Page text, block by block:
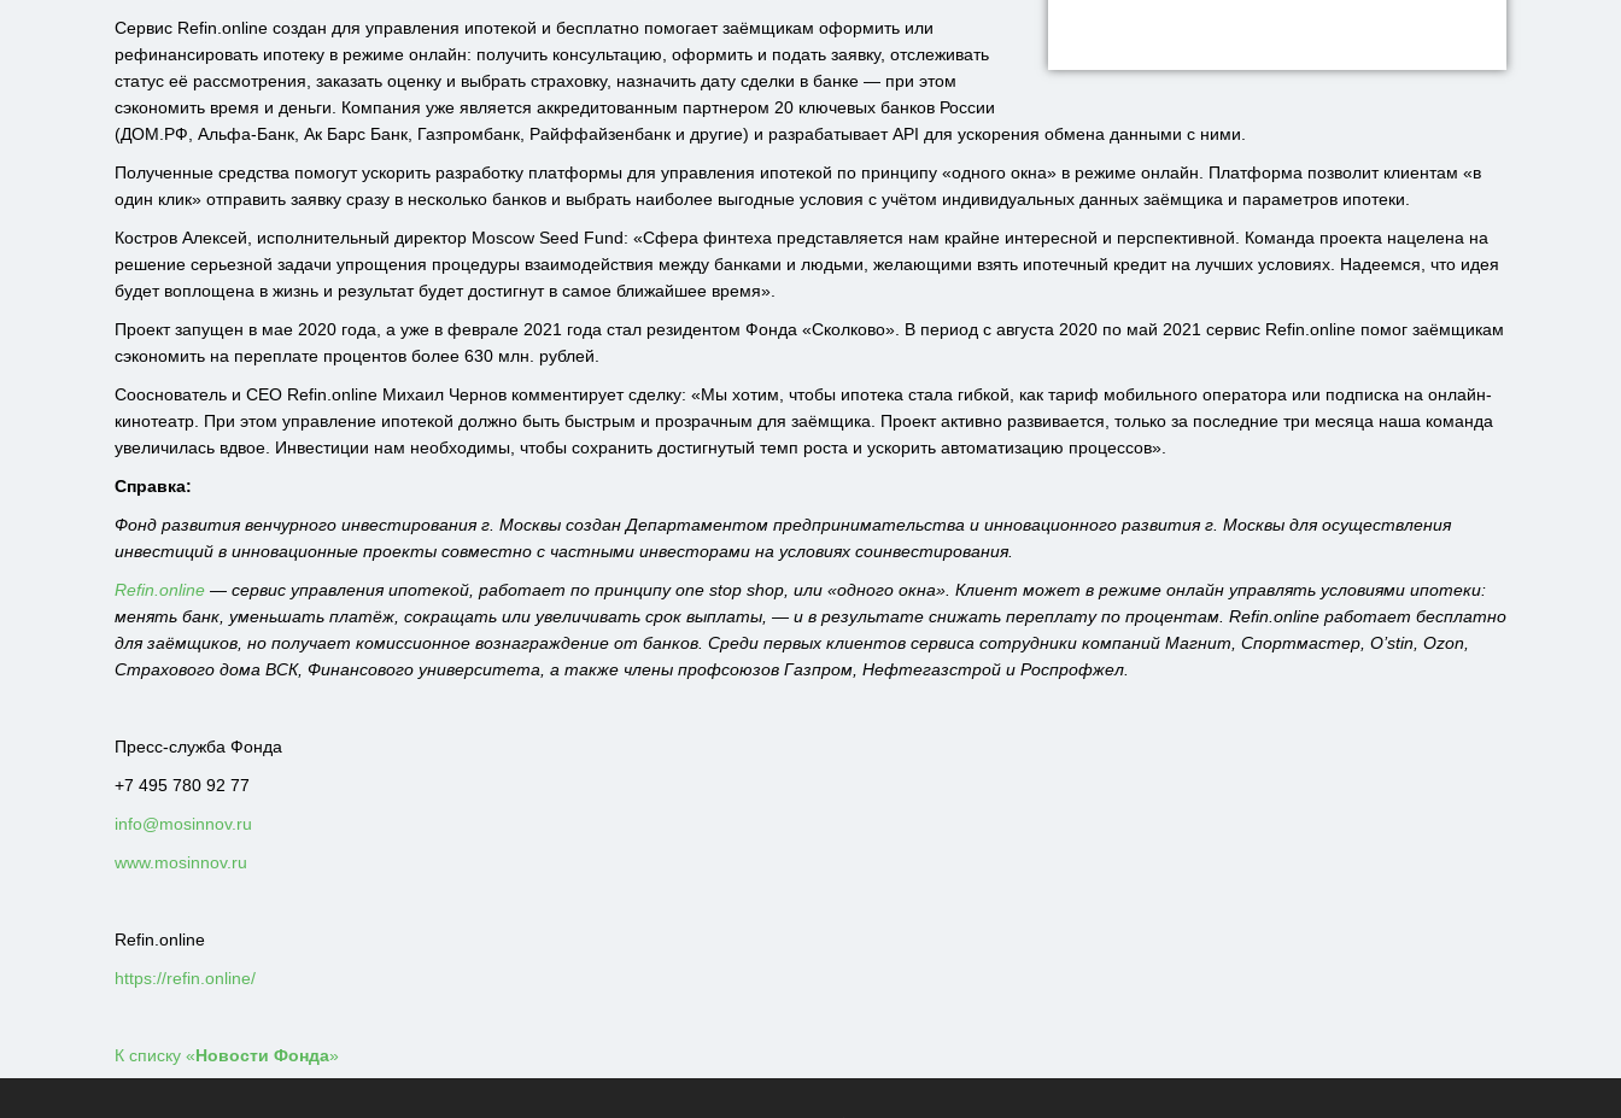
Сервис Refin.online создан для управления ипотекой и бесплатно помогает заёмщикам оформить или
рефинансировать ипотеку в режиме онлайн: получить консультацию, оформить и подать заявку, отслеживать
статус её рассмотрения, заказать оценку и выбрать страховку, назначить дату сделки в банке — при этом
сэкономить время и деньги. Компания уже является аккредитованным партнером 20 ключевых банков России
(ДОМ.РФ, Альфа-Банк, Ак Барс Банк, Газпромбанк, Райффайзенбанк и другие) и разрабатывает API для ускорения обмена данными с ними.
Полученные средства помогут ускорить разработку платформы для управления ипотекой по принципу «одного окна» в режиме онлайн. Платформа позволит клиентам «в
один клик» отправить заявку сразу в несколько банков и выбрать наиболее выгодные условия с учётом индивидуальных данных заёмщика и параметров ипотеки.
Костров Алексей, исполнительный директор Moscow Seed Fund: «Сфера финтеха представляется нам крайне интересной и перспективной. Команда проекта нацелена на
решение серьезной задачи упрощения процедуры взаимодействия между банками и людьми, желающими взять ипотечный кредит на лучших условиях. Надеемся, что идея
будет воплощена в жизнь и результат будет достигнут в самое ближайшее время».
Проект запущен в мае 2020 года, а уже в феврале 2021 года стал резидентом Фонда «Сколково». В период с августа 2020 по май 2021 сервис Refin.online помог заёмщикам
сэкономить на переплате процентов более 630 млн. рублей.
Сооснователь и CEO Refin.online Михаил Чернов комментирует сделку: «Мы хотим, чтобы ипотека стала гибкой, как тариф мобильного оператора или подписка на онлайн-
кинотеатр. При этом управление ипотекой должно быть быстрым и прозрачным для заёмщика. Проект активно развивается, только за последние три месяца наша команда
увеличилась вдвое. Инвестиции нам необходимы, чтобы сохранить достигнутый темп роста и ускорить автоматизацию процессов».
Справка:
Фонд развития венчурного инвестирования г. Москвы создан Департаментом предпринимательства и инновационного развития г. Москвы для осуществления
инвестиций в инновационные проекты совместно с частными инвесторами на условиях соинвестирования.
Refin.online — сервис управления ипотекой, работает по принципу one stop shop, или «одного окна». Клиент может в режиме онлайн управлять условиями ипотеки:
менять банк, уменьшать платёж, сокращать или увеличивать срок выплаты, — и в результате снижать переплату по процентам. Refin.online работает бесплатно
для заёмщиков, но получает комиссионное вознаграждение от банков. Среди первых клиентов сервиса сотрудники компаний Магнит, Спортмастер, O’stin, Ozon,
Страхового дома ВСК, Финансового университета, а также члены профсоюзов Газпром, Нефтегазстрой и Роспрофжел.
Пресс-служба Фонда
+7 495 780 92 77
info@mosinnov.ru
www.mosinnov.ru
Refin.online
https://refin.online/
К списку «Новости Фонда»